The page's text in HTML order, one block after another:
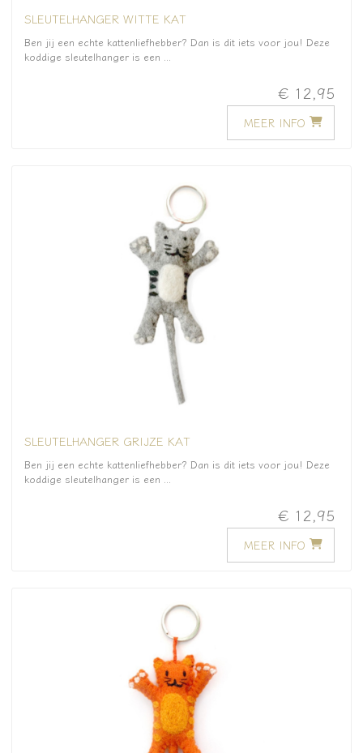
SLEUTELHANGER WITTE KAT
Ben jij een echte kattenliefhebber? Dan is dit iets voor jou! Deze
koddige sleutelhanger is een ...
€ 12,95
MEER INFO
SLEUTELHANGER GRIJZE KAT
Ben jij een echte kattenliefhebber? Dan is dit iets voor jou! Deze
koddige sleutelhanger is een ...
€ 12,95
MEER INFO